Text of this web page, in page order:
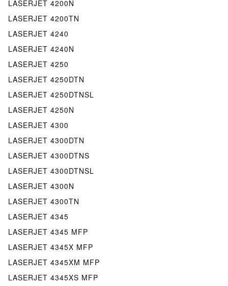
LASERJET 4200N
LASERJET 4200TN
LASERJET 4240
LASERJET 4240N
LASERJET 4250
LASERJET 4250DTN
LASERJET 4250DTNSL
LASERJET 4250N
LASERJET 4300
LASERJET 4300DTN
LASERJET 4300DTNS
LASERJET 4300DTNSL
LASERJET 4300N
LASERJET 4300TN
LASERJET 4345
LASERJET 4345 MFP
LASERJET 4345X MFP
LASERJET 4345XM MFP
LASERJET 4345XS MFP